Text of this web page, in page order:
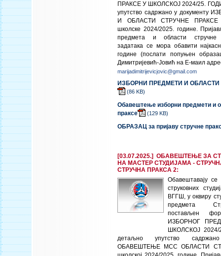
ПРАКСЕ У ШКОЛСКОЈ 2024/25.
упутство садржано у документу
И ОБЛАСТИ СТРУЧНЕ
школске 2024/2025. године.
предмета и области стручне
задатака се мора обавити
године (послати попуњен
Димитријевић-Јовић на Е-маил
marijadimitrijevicjovic@gmail.com
ИЗБОРНИ ПРЕДМЕТИ И ОБЛАСТИ
(86 KB)
Обавештење изборни предмети и
праксе
(129 KB)
ОБРАЗАЦ за пријаву стручне
[03.07.2025.] ОБАВЕШТЕЊЕ ЗА
НА МАСТЕР СТУДИЈАМА -
СТРУЧНА ПРАКСА 2:
Обавештавају
струковних
ВГГШ, у оквиру
предмета
постављен
ИЗБОРНОГ
ШКОЛСКОЈ
детаљно упутство
ОБАВЕШТЕЊЕ МСС ОБЛАСТИ